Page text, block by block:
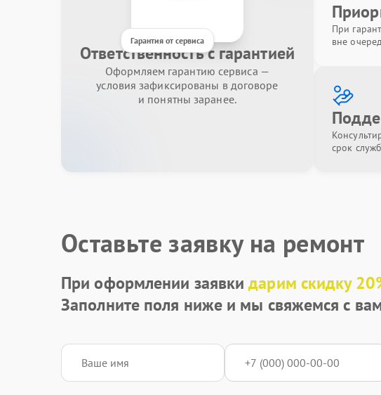
Гарантия от сервиса
Ответственность с гарантией
Оформляем гарантию сервиса —
условия зафиксированы в договоре
и понятны заранее.
При
вне
срок
Оставьте заявку на ремонт
При оформлении заявкидарим скидку
Заполните поля ниже и мы свяжемся с